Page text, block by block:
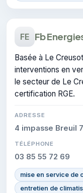
FE Fb
Basée à Le
interventions en
le secteur de Le
certification RGE.
ADRESSE
4 impasse Breuil
TÉLÉPHONE
03 85 55 72 69
mise en service de
entretien de